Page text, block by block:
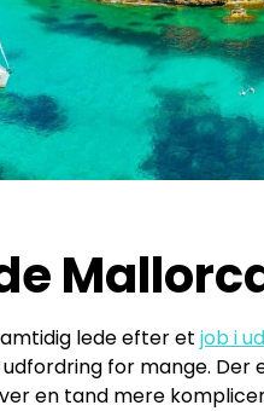
lede efter et job i
for mange.
en tand mere